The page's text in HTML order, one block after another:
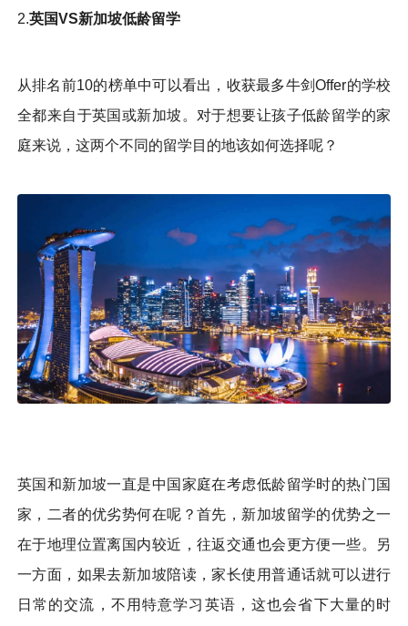
2.英国VS新加坡低龄留学
从排名前10的榜单中可以看出，收获最多牛剑Offer的学校
全都来自于英国或新加坡。对于想要让孩子低龄留学的家
庭来说，这两个不同的留学目的地该如何选择呢？
英国和新加坡一直是中国家庭在考虑低龄留学时的热门国
家，二者的优劣势何在呢？首先，新加坡留学的优势之一
在于地理位置离国内较近，往返交通也会更方便一些。另
一方面，如果去新加坡陪读，家长使用普通话就可以进行
日常的交流，不用特意学习英语，这也会省下大量的时